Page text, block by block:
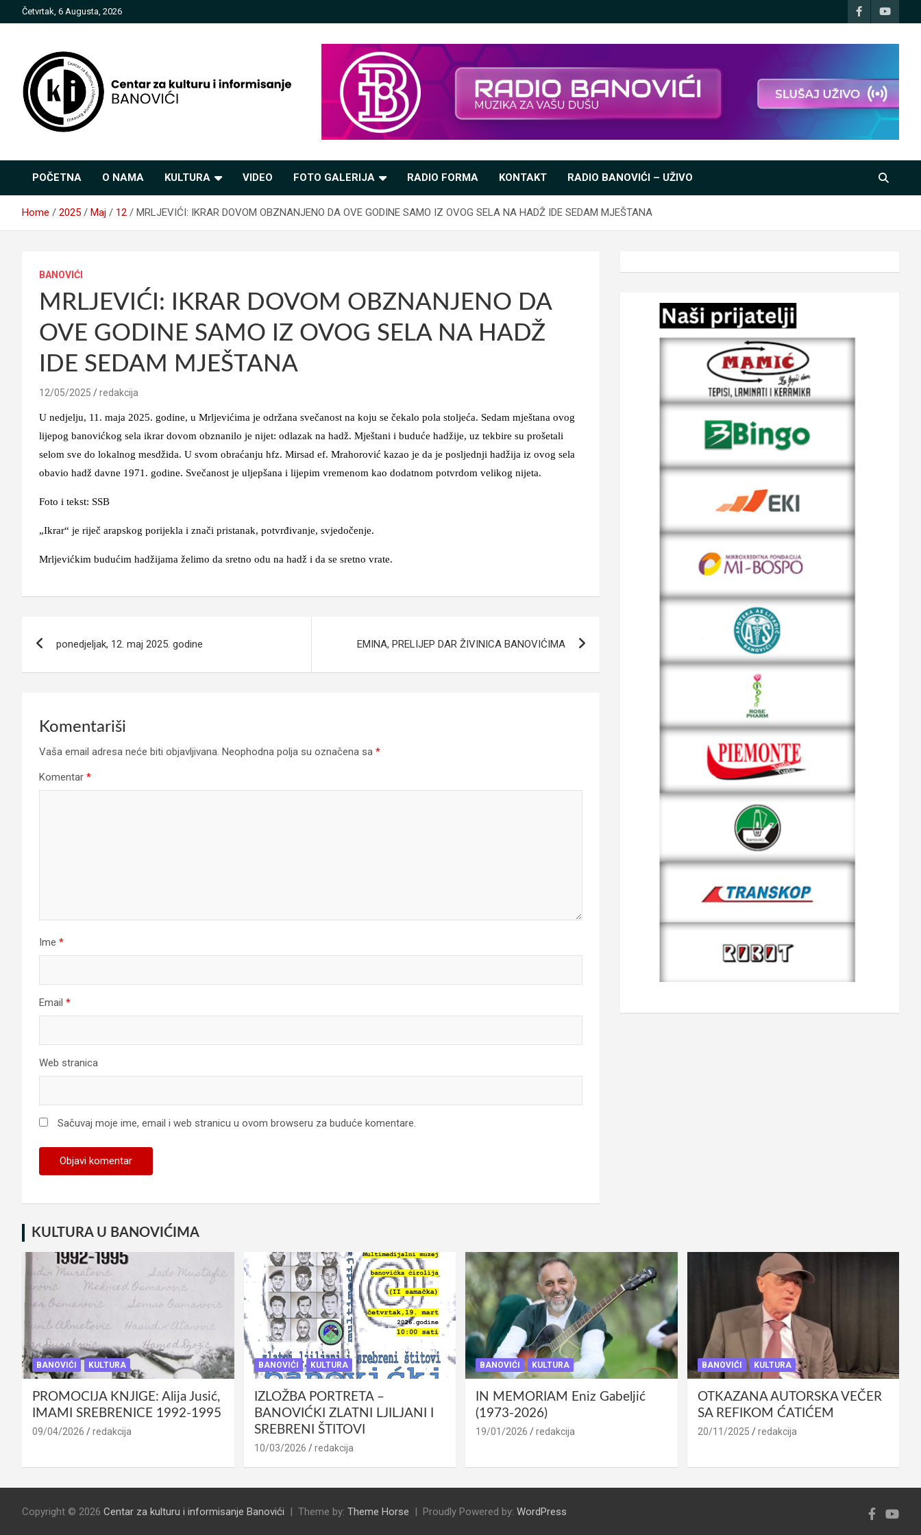
to
Četvrtak, 6 Augusta, 2026
informisanje Banovići
POČETNA O NAMA KULTURA VIDEO FOTO GALERIJA RADIO FORMA KONTAKT RADIO BANOVIĆI – UŽIVO
Home 2025 Maj 12 MRLJEVIĆI: IKRAR DOVOM OBZNANJENO DA OVE GODINE SAMO IZ OVOG SELA NA HADŽ IDE SEDAM MJEŠTANA
BANOVIĆI
MRLJEVIĆI: IKRAR DOVOM OBZNANJENO DA
OVE GODINE SAMO IZ OVOG SELA NA HADŽ
IDE SEDAM MJEŠTANA
12/05/2025 redakcija
U nedjelju, 11. maja 2025. godine, u Mrljevićima je održana svečanost na koju se čekalo pola stoljeća. Sedam mještana ovog
lijepog banovićkog sela ikrar dovom obznanilo je nijet: odlazak na hadž. Mještani i buduće hadžije, uz tekbire su prošetali
selom sve do lokalnog mesdžida. U svom obraćanju hfz. Mirsad ef. Mrahorović kazao je da je posljednji hadžija iz ovog sela
obavio hadž davne 1971. godine. Svečanost je uljepšana i lijepim vremenom kao dodatnom potvrdom velikog nijeta.
Foto i tekst: SSB
„Ikrar“ je riječ arapskog porijekla i znači pristanak, potvrđivanje, svjedočenje.
Mrljevićkim budućim hadžijama želimo da sretno odu na hadž i da se sretno vrate.
ponedjeljak, 12. maj 2025. godine EMINA, PRELIJEP DAR ŽIVINICA BANOVIĆIMA
Komentariši
Vaša email adresa neće biti objavljivana. Neophodna polja su označena sa *
Komentar *
Ime *
Email *
Web stranica
Sačuvaj moje ime, email i web stranicu u ovom browseru za buduće komentare.
KULTURA U BANOVIĆIMA
BANOVIĆI KULTURA
PROMOCIJA KNJIGE: Alija Jusić,
IMAMI SREBRENICE 1992-1995
09/04/2026 redakcija
BANOVIĆI KULTURA
IZLOŽBA PORTRETA –
BANOVIĆKI ZLATNI LJILJANI I
SREBRENI ŠTITOVI
10/03/2026 redakcija
BANOVIĆI KULTURA
IN MEMORIAM Eniz Gabeljić
(1973-2026)
19/01/2026 redakcija
BANOVIĆI KULTURA
OTKAZANA AUTORSKA VEČER
SA REFIKOM ĆATIĆEM
20/11/2025 redakcija
Copyright © 2026 Centar za kulturu i informisanje Banovići Theme by: Theme Horse Proudly Powered by: WordPress